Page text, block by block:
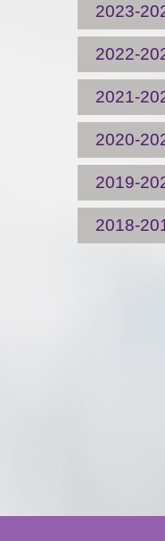
2023-
2022-
2021-
2020-
2019-
2018-